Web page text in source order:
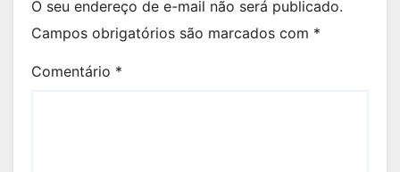
O seu endereço de e-mail não será publicado.
Campos obrigatórios são marcados com *
Comentário *